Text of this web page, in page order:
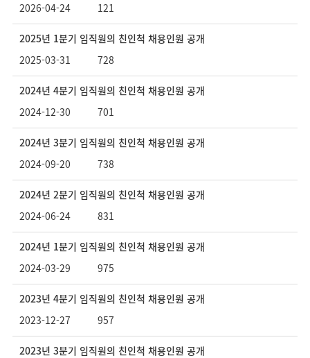
2026-04-24
121
2025년 1분기 임직원의 친인척 채용인원 공개
2025-03-31
728
2024년 4분기 임직원의 친인척 채용인원 공개
2024-12-30
701
2024년 3분기 임직원의 친인척 채용인원 공개
2024-09-20
738
2024년 2분기 임직원의 친인척 채용인원 공개
2024-06-24
831
2024년 1분기 임직원의 친인척 채용인원 공개
2024-03-29
975
2023년 4분기 임직원의 친인척 채용인원 공개
2023-12-27
957
2023년 3분기 임직원의 친인척 채용인원 공개